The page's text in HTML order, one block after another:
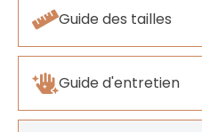
Guide des tailles
Guide d'entretien